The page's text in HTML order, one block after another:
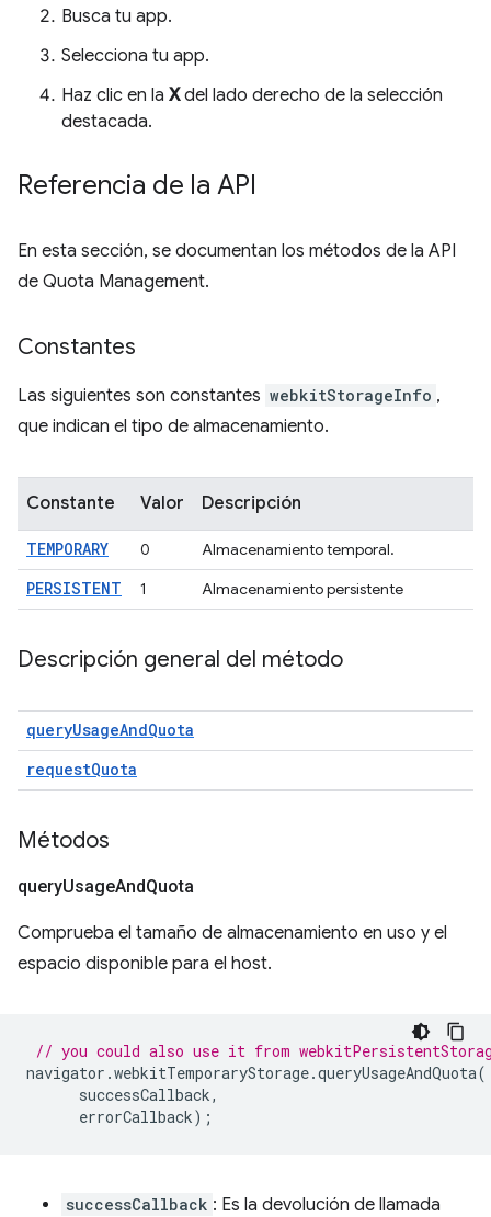
Busca tu app.
Selecciona tu app.
Haz clic en la Xdel lado derecho de la selección
destacada.
Referencia de la API
En esta sección, se documentan los métodos de la API
de Quota Management.
Constantes
Las siguientes son constantes webkitStorageInfo ,
que indican el tipo de almacenamiento.
Constante Valor Descripción
TEMPORARY 0 Almacenamiento temporal.
PERSISTENT 1 Almacenamiento persistente
Descripción general del método
queryUsageAndQuota
requestQuota
Métodos
queryUsageAndQuota
Comprueba el tamaño de almacenamiento en uso y el
espacio disponible para el host.
// you could also use it from
navigator .webkitTemporaryStorage.queryUsageAndQuota(
successCallback,
errorCallback);
successCallback : Es la devolución de llamada